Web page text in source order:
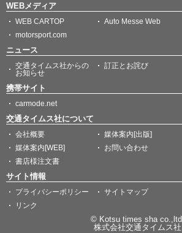
WEBメディア
WEB CARTOP
Auto Messe Web
motorsport.com
ニュース
交通タイムス社からの
お知らせ
訂正とお詫び
携帯サイト
carmode.net
交通タイムス社について
会社概要
媒体案内[出版]
媒体案内[WEB]
お問い合わせ
書店様注文書
サイト情報
プライバシーポリシー
サイトマップ
リンク
© Kotsu times sha co.,ltd.
株式会社交通タイムス社